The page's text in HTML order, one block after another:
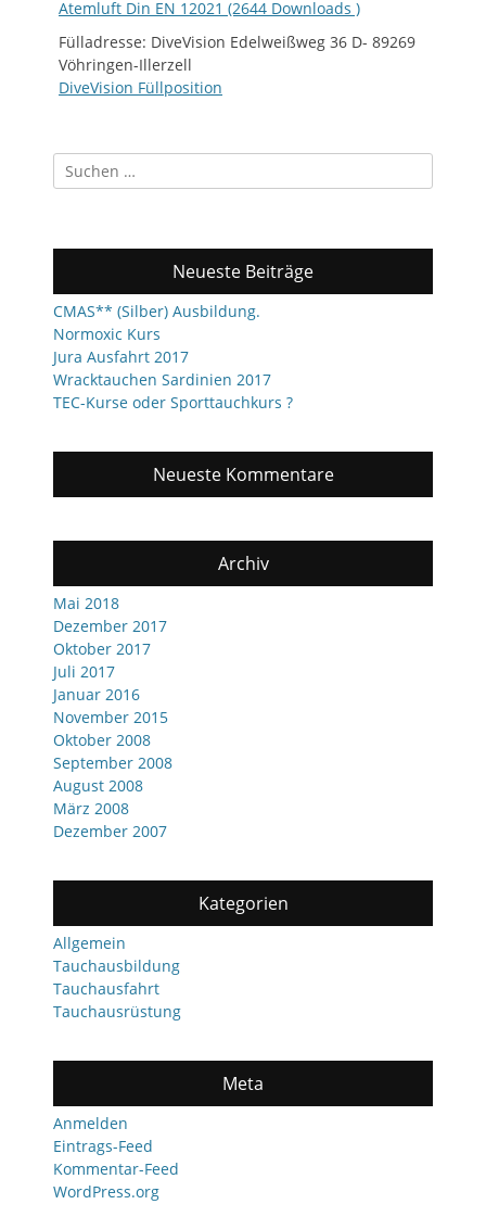
Atemluft Din EN 12021 (2644 Downloads )
Fülladresse: DiveVision Edelweißweg 36 D- 89269
Vöhringen-Illerzell
DiveVision Füllposition
Suchen
nach:
Neueste Beiträge
CMAS** (Silber) Ausbildung.
Normoxic Kurs
Jura Ausfahrt 2017
Wracktauchen Sardinien 2017
TEC-Kurse oder Sporttauchkurs ?
Neueste Kommentare
Archiv
Mai 2018
Dezember 2017
Oktober 2017
Juli 2017
Januar 2016
November 2015
Oktober 2008
September 2008
August 2008
März 2008
Dezember 2007
Kategorien
Allgemein
Tauchausbildung
Tauchausfahrt
Tauchausrüstung
Meta
Anmelden
Eintrags-Feed
Kommentar-Feed
WordPress.org